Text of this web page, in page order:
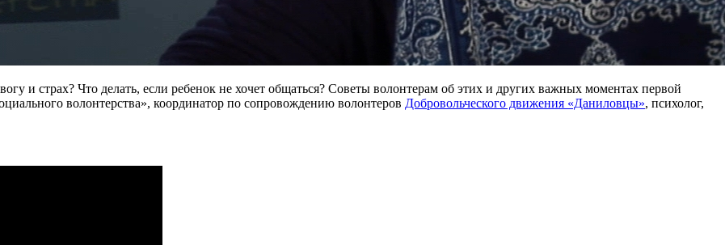
и страх? Что делать, если ребенок не хочет общаться? Советы волонтерам об этих и других важных моментах первой
волонтерства», координатор по сопровождению волонтеров Добровольческого движения «Даниловцы», психолог,